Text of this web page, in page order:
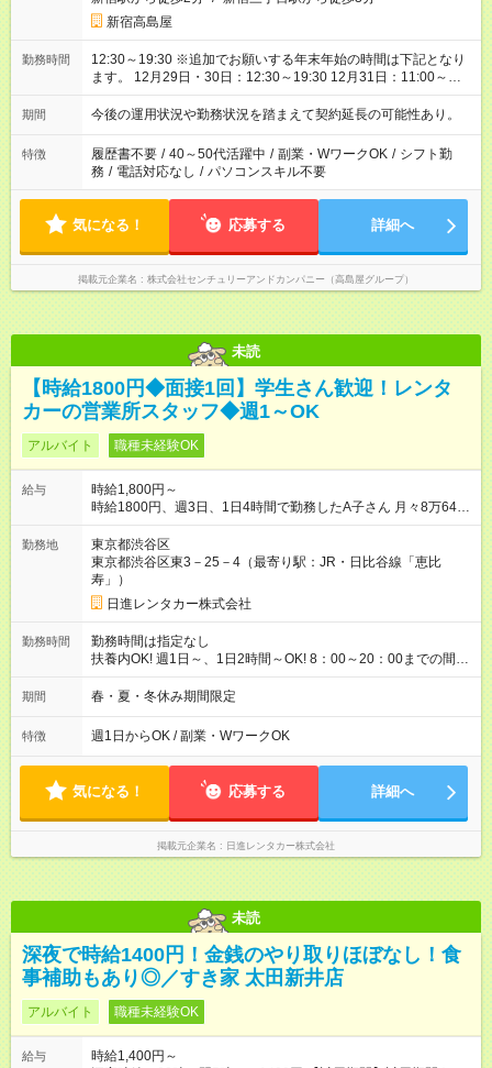
新宿高島屋
勤務時間
12:30～19:30 ※追加でお願いする年末年始の時間は下記となり
ます。 12月29日・30日：12:30～19:30 12月31日：11:00～
18:00 1月3日：11:30～18:30 休憩：60分 / 実働：6時間
期間 今後の運用状況や勤務状況を踏まえて契約延長の可能性あり。
特徴 履歴書不要 / 40～50代活躍中 / 副業・WワークOK / シフト勤
務 / 電話対応なし / パソコンスキル不要
気になる！ 応募する 詳細へ
掲載元企業名 株式会社センチュリーアンドカンパニー（高島屋グループ）
未読
【時給1800円◆面接1回】学生さん歓迎！レンタ
カーの営業所スタッフ◆週1～OK
アルバイト 職種未経験OK
給与
時給1,800円～
時給1800円、週3日、1日4時間で勤務したA子さん 月々8万6400
円収入（月4週換算で計算した目安金額です） 【試用期間】試用
期間なし
勤務地
東京都渋谷区
東京都渋谷区東3－25－4（最寄り駅：JR・日比谷線「恵比
寿」）
日進レンタカー株式会社
勤務時間
勤務時間は指定なし
扶養内OK! 週1日～、1日2時間～OK! 8：00～20：00までの間
で、1～8時間 2か月限定、 1ヶ月、100時間まで
期間 春・夏・冬休み期間限定
特徴 週1日からOK / 副業・WワークOK
気になる！ 応募する 詳細へ
掲載元企業名 日進レンタカー株式会社
未読
深夜で時給1400円！金銭のやり取りほぼなし！食
事補助もあり◎／すき家 太田新井店
アルバイト 職種未経験OK
給与
時給1,400円～